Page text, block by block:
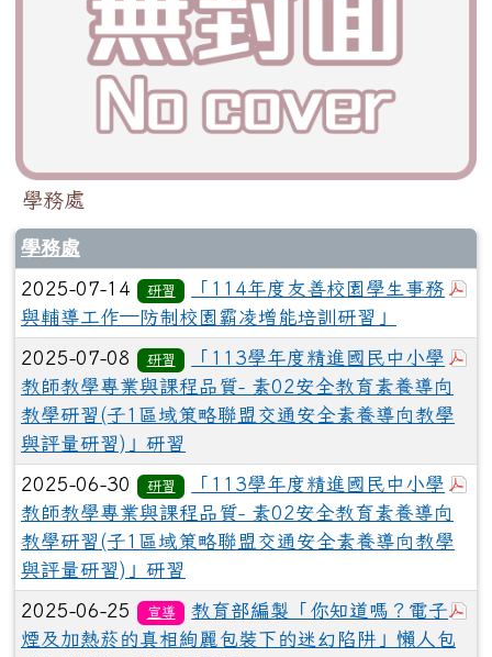
學務處
學務處
2025-07-14 研習
「114年度友善校園學生事務
與輔導工作─防制校園霸凌增能培訓研習」
2025-07-08 研習
「113學年度精進國民中小學
教師教學專業與課程品質- 素02安全教育素養導向
教學研習(子1區域策略聯盟交通安全素養導向教學
與評量研習)」研習
2025-06-30 研習
「113學年度精進國民中小學
教師教學專業與課程品質- 素02安全教育素養導向
教學研習(子1區域策略聯盟交通安全素養導向教學
與評量研習)」研習
2025-06-25 宣導
教育部編製「你知道嗎？電子
煙及加熱菸的真相絢麗包裝下的迷幻陷阱」懶人包